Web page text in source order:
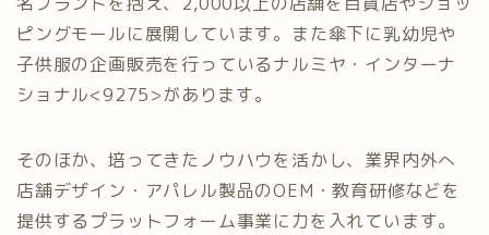
ピングモールに展開しています。また傘下に乳幼児や
子供服の企画販売を行っているナルミヤ・インターナ
ショナル<9275>があります。
そのほか、培ってきたノウハウを活かし、業界内外へ
店舗デザイン・アパレル製品のOEM・教育研修などを
提供するプラットフォーム事業に力を入れています。